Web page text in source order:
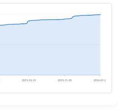
2015-10-10 2015-11-30 2016-01-20